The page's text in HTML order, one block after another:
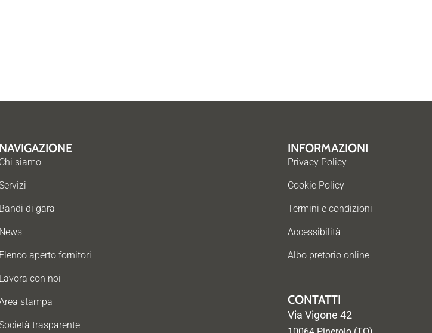
NAVIGAZIONE
Chi siamo
Bandi di gara
News
Elenco aperto fornitori
Lavora con noi
stampa
trasparente
INFORMAZIONI
Privacy Policy
Cookie Policy
Termini e condizioni
Accessibilità
Albo pretorio online
CONTATTI
Via Vigone 42